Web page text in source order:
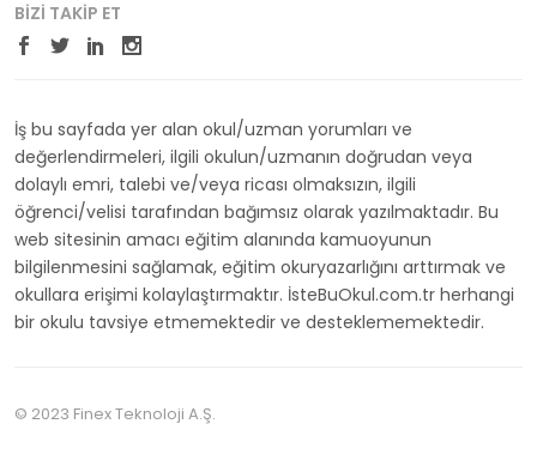
BIZI TAKIP ET
İş bu sayfada yer alan okul/uzman yorumları ve
değerlendirmeleri, ilgili okulun/uzmanın doğrudan veya
dolaylı emri, talebi ve/veya ricası olmaksızın, ilgili
öğrenci/velisi tarafından bağımsız olarak yazılmaktadır. Bu
web sitesinin amacı eğitim alanında kamuoyunun
bilgilenmesini sağlamak, eğitim okuryazarlığını arttırmak ve
okullara erişimi kolaylaştırmaktır. İsteBuOkul.com.tr herhangi
bir okulu tavsiye etmemektedir ve desteklememektedir.
© 2023 Finex Teknoloji A.Ş.